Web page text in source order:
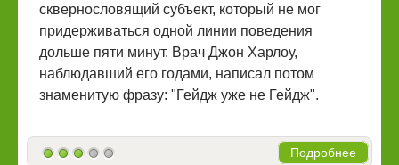
сквернословящий субъект, который не мог
придерживаться одной линии поведения
дольше пяти минут. Врач Джон Харлоу,
наблюдавший его годами, написал потом
знаменитую фразу: "Гейдж уже не Гейдж".
Подробнее